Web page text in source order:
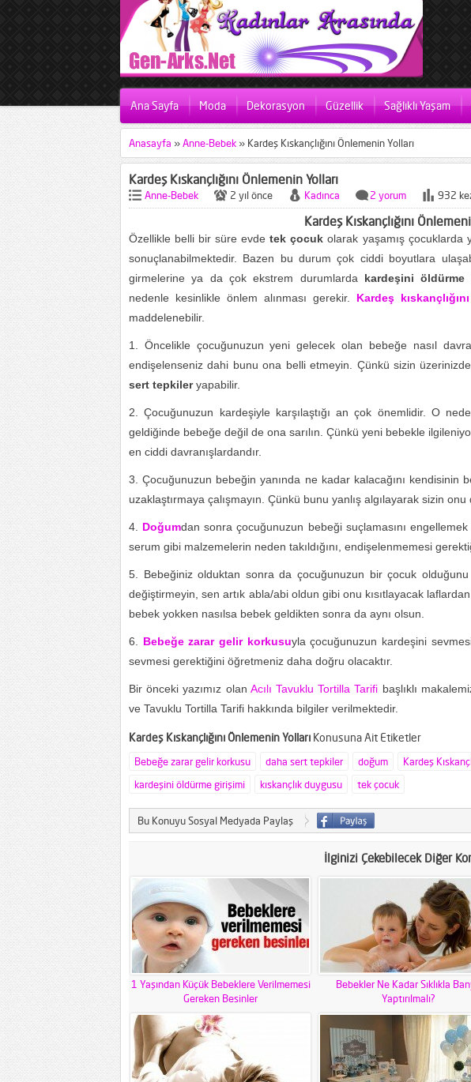
Ana Sayfa Moda Dekorasyon Güzellik Sağlıklı Yaşam
Anasayfa »Anne-Bebek » Kardeş Kıskançlığını Önlemenin Yolları
Kardeş Kıskançlığını Önlemenin Yolları
Anne-Bebek 2 yıl önce Kadınca 2 yorum 932
Kardeş Kıskançlığını
Özellikle belli bir süre evdetek çocuk olarak yaşamış çocuklarda
sonuçlanabilmektedir. Bazen bu durum çok ciddi boyutlara
girmelerine ya da çok ekstrem durumlarda kardeşini öldürme
nedenle kesinlikle önlem alınması gerekir. Kardeş
maddelenebilir.
1. Öncelikle çocuğunuzun yeni gelecek olan bebeğe nasıl
endişelenseniz dahi bunu ona belli etmeyin. Çünkü sizin
sert tepkileryapabilir.
2. Çocuğunuzun kardeşiyle karşılaştığı an çok önemlidir. O
geldiğinde bebeğe değil de ona sarılın. Çünkü yeni bebekle
en ciddi davranışlardandır.
3. Çocuğunuzun bebeğin yanında ne kadar kalacağını kendisinin
uzaklaştırmaya çalışmayın. Çünkü bunu yanlış algılayarak sizin
4. Doğumdan sonra çocuğunuzun bebeği suçlamasını
serum gibi malzemelerin neden takıldığını, endişelenmemesi
5. Bebeğiniz olduktan sonra da çocuğunuzun bir çocuk olduğunu
değiştirmeyin, sen artık abla/abi oldun gibi onu kısıtlayacak laflardan
bebek yokken nasılsa bebek geldikten sonra da aynı olsun.
6. Bebeğe zarar gelir korkusuyla çocuğunuzun kardeşini
sevmesi gerektiğini öğretmeniz daha doğru olacaktır.
Bir önceki yazımız olan Acılı Tavuklu Tortilla Tarifi başlıklı
ve Tavuklu Tortilla Tarifi hakkında bilgiler verilmektedir.
Kardeş Kıskançlığını Önlemenin Yolları Konusuna Ait Etiketler
Bebeğe zarar gelir korkusu daha sert tepkiler doğum
Kardeş
kardeşini öldürme girişimi
kıskançlık duygusu tek çocuk
Bu Konuyu Sosyal Medyada Paylaş
İlginizi Çekebilecek Diğer
1 Yaşından Küçük Bebeklere Verilmemesi
Gereken Besinler
Bebekler Ne Kadar Sıklıkla
Yaptırılmalı?